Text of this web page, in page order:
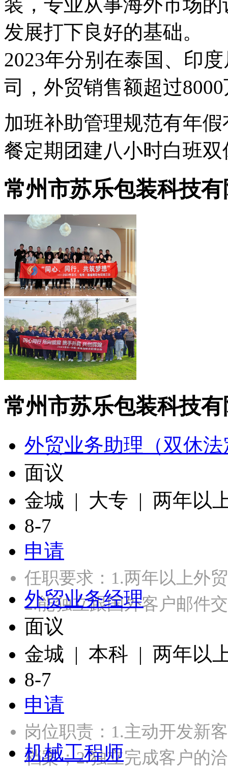
发展打下良好的基础。
2023年分别在泰国、印
司，外贸销售额超过
加班补助管理规范有年假
餐定期团建八小时白班双
常州市苏乐包装科技
常州市苏乐包装科技
外贸业务助理（双休
面议
金城 | 大专 | 两年以
8-7
申请
任职要求：1.两年以上外
2.能独立跟国外客户邮件
外贸业务经理
面议
金城 | 本科 | 两年以
8-7
申请
岗位职责：1.主动开发新
档案；2.独立完成客户的
机械工程师